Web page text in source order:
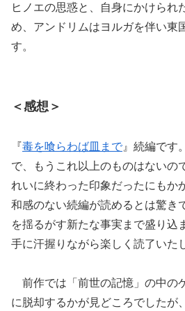
ヒノエの思惑と、自身にかけられ
め、アンドリムはヨルガを伴い東
す。
＜感想＞
『毒を喰らわば皿まで』続編です
で、もうこれ以上のものはないの
れいに終わった印象だったにもか
和感のない続編が読めるとは驚き
を揺るがす新たな事実まで盛り
手に汗握りながら楽しく読了いた
前作では「前世の記憶」の中の
に脱却するかが見どころでしたが